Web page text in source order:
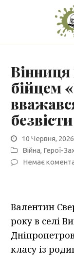
Вінниця
бійцем
безвісти
10 Червня, 2026
Війна, Герої-
Немає
Валентин
року в селі
класу із